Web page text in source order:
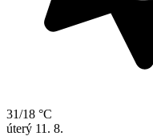
31/18 °C
úterý 11. 8.